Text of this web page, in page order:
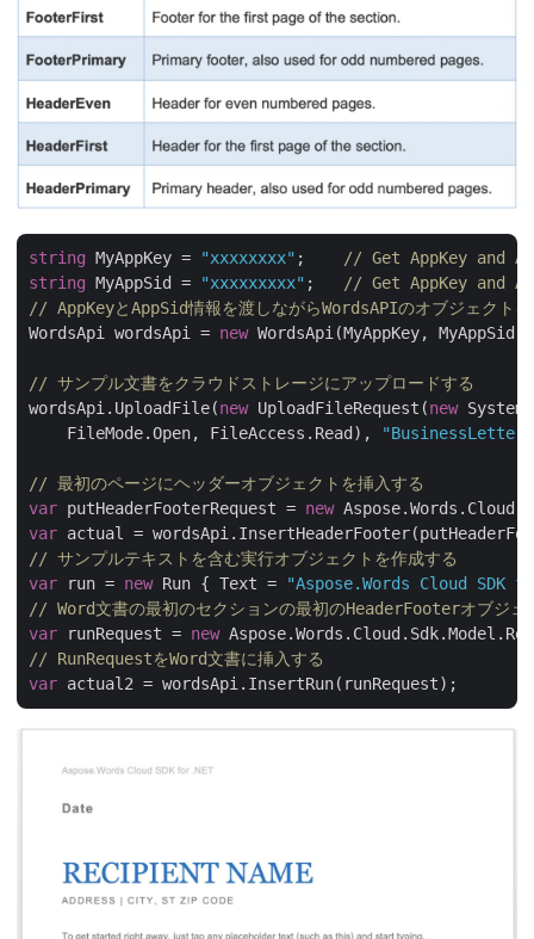
string MyAppKey = "xxxxxxxx" ; // Get AppKey and
string MyAppSid = "xxxxxxxxx" ; // Get AppKey and
// AppKeyとAppSid情報を渡しながらWordsAPIのオブジェクトを
WordsApi wordsApi = new WordsApi(MyAppKey, MyAppSid);
// サンプル文書をクラウドストレージにアップロードする
wordsApi.UploadFile(new UploadFileRequest(new
    FileMode.Open, FileAccess.Read),
// 最初のページにヘッダーオブジェクトを挿入する
var putHeaderFooterRequest = new
var
// サンプルテキストを含む実行オブジェクトを作成する
var run = new Run { Text =
"Aspose.Words Cloud SDK
// Word文書の最初のセクションの最初のHeaderFooterオブジェ
var runRequest = new
// RunRequestをWord文書に挿入する
var